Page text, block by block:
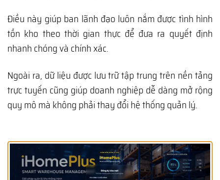
Điều này giúp ban lãnh đạo luôn nắm được tình hình
tồn kho theo thời gian thực để đưa ra quyết định
nhanh chóng và chính xác.
Ngoài ra, dữ liệu được lưu trữ tập trung trên nền tảng
trực tuyến cũng giúp doanh nghiệp dễ dàng mở rộng
quy mô mà không phải thay đổi hệ thống quản lý.